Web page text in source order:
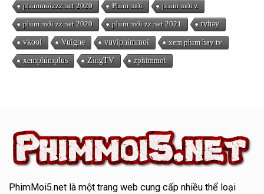
phimmoizzz.net 2020 Phim mới phim mới z
phim mới zz.net 2020 phim mới zz.net 2021 tvhay
vkool Vuighe vuviphimmoi xem phim hay tv
xemphimplus ZingTV zphimmoi
PhimMoi5.netlà một trang web cung cấp nhiều thể loại